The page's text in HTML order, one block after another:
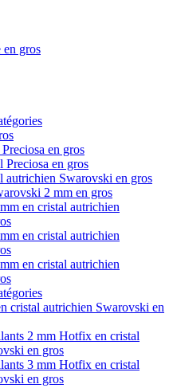
en gros
en gros
Preciosa en gros
autrichien Swarovski en gros
2 mm en gros
en cristal autrichien
en cristal autrichien
en cristal autrichien
cristal autrichien Swarovski en
2 mm Hotfix en cristal
en gros
3 mm Hotfix en cristal
en gros